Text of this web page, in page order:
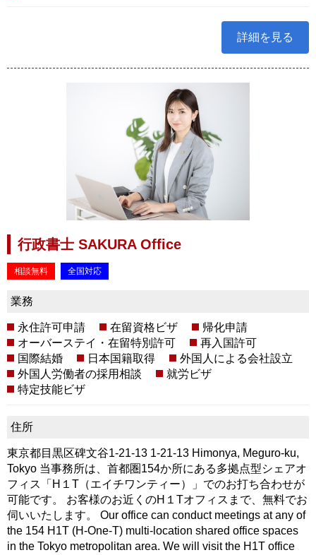
詳細を見る
行政書士 SAKURA Office
相談無料 全国対応
業務
永住許可申請 在留資格ビザ
帰化申請
オーバーステイ・在留特別許可
再入国許可
国際結婚
日本国籍取得
外国人による会社設立
外国人労働者の採用相談
就労ビザ
特定技能ビザ
住所
東京都目黒区碑文谷1-21-13 1-21-13 Himonya, Meguro-ku,
Tokyo 当事務所は、首都圏154か所にある多拠点型シェアオ
フィス「H１T（エイチワンティー）」でのお打ち合わせが
可能です。 お客様のお近くのH１Tオフィスまで、無料でお
伺いいたします。 Our office can conduct meetings at any of
the 154 H1T (H-One-T) multi-location shared office spaces
in the Tokyo metropolitan area. We will visit the H1T office